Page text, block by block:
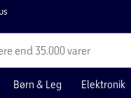
end 35.000 varer
Børn & Leg Elektronik